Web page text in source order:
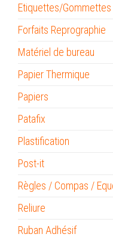
Etiquettes/Gommettes
Forfaits Reprographie
Matériel de bureau
Papier Thermique
Papiers
Patafix
Plastification
Post-it
Règles / Compas /
Reliure
Ruban Adhésif